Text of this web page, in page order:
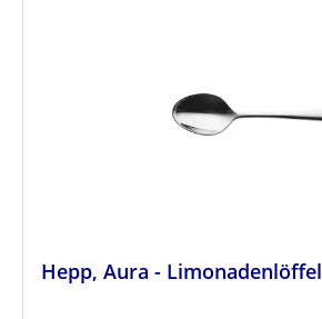
Hepp, Aura -